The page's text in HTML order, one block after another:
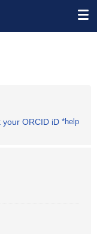
your ORCID iD *help